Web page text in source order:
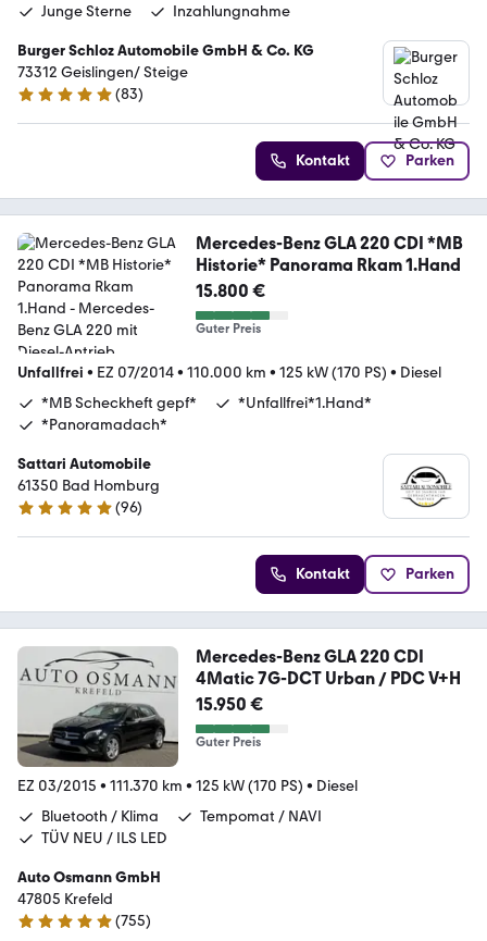
Junge Sterne Inzahlungnahme
Burger Schloz Automobile GmbH & Co. KG
73312 Geislingen/ Steige
4.8 Sterne
(83)
Kontakt Parken
Mercedes-Benz GLA 220 CDI *MB
Historie* Panorama Rkam 1.Hand
15.800 €
Guter Preis
Unfallfrei • EZ 07/2014• 110.000 km • 125 kW (170 PS) • Diesel
*MB Scheckheft gepf*
*Unfallfrei*1.Hand*
*Panoramadach*
Sattari Automobile
61350 Bad Homburg
4.9 Sterne
(96)
Kontakt Parken
Mercedes-Benz GLA 220 CDI
4Matic 7G-DCT Urban / PDC V+H
15.950 €
Guter Preis
EZ 03/2015 • 111.370 km • 125 kW (170 PS) • Diesel
Bluetooth / Klima
Tempomat / NAVI
TÜV NEU / ILS LED
Auto Osmann GmbH
47805 Krefeld
4.8 Sterne
(755)